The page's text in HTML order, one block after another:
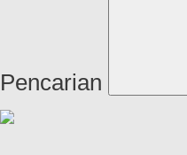
Pencarian